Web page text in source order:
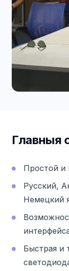
Главныя
Простой и
Русский,
Немецкий
Быстрая и